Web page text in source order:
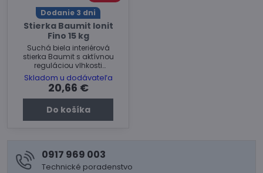
Dodanie 3 dni
Stierka Baumit Ionit
Fino 15 kg
Suchá biela interiérová
stierka Baumit s aktívnou
reguláciou vlhkosti
vnútorného vzduchu.
Skladom u dodávateľa
20,66 €
Do košíka
0917 969 003
Technické poradenstvo